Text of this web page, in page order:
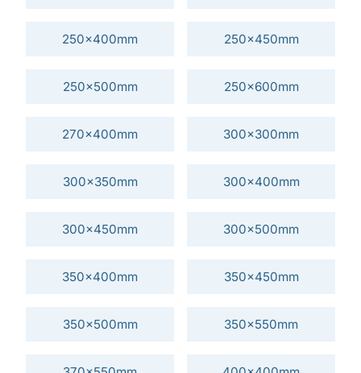
250x400mm 250x450mm
250x500mm 250x600mm
270x400mm 300x300mm
300x350mm 300x400mm
300x450mm 300x500mm
350x400mm 350x450mm
350x500mm 350x550mm